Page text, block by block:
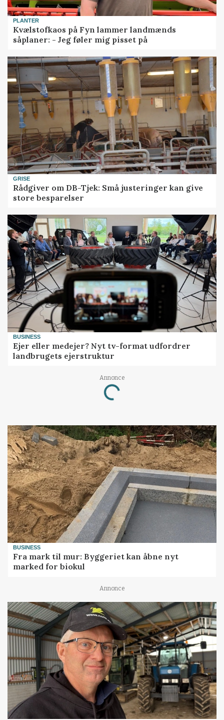
PLANTER
Kvælstofkaos på Fyn lammer landmænds
såplaner: - Jeg føler mig pisset på
GRISE
Rådgiver om DB-Tjek: Små justeringer kan give
store besparelser
BUSINESS
Ejer eller medejer? Nyt tv-format udfordrer
landbrugets ejerstruktur
Annonce
Loading...
BUSINESS
Fra mark til mur: Byggeriet kan åbne nyt
marked for biokul
Annonce